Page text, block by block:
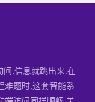
,信息就跳出来.在
难题时,这套智能系